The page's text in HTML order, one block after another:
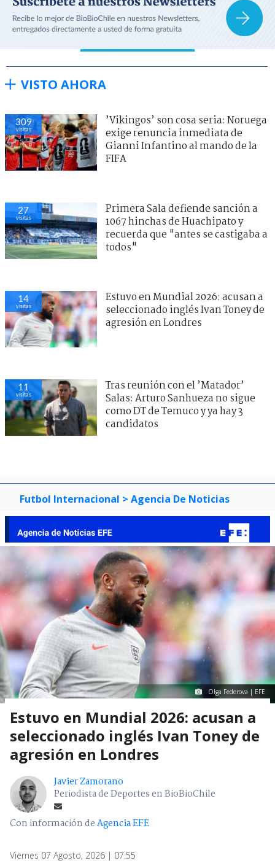
VISTO AHORA
309
visitas
’Vikingos’ son cosa seria: Noruega
exige renuncia inmediata de
Gianni Infantino al mando de la
FIFA
27
visitas
Primera Sala defiende sanción a
1067 hinchas de Huachipato y
recuerda que "antes se castigaba a
todos"
14
visitas
Estuvo en Mundial 2026: acusan a
seleccionado inglés Ivan Toney de
agresión en Londres
11
visitas
Tras reunión con el ’Matador’
Salas: Arturo Sanhueza no sigue
como DT de Temuco y ya hay 3
candidatos
Futbol Internacional > Agencia De Noticias
Olga Federova | EFE
Estuvo en Mundial 2026: acusan a
seleccionado inglés Ivan Toney de
agresión en Londres
Javier Zamorano
Periodista de Deportes en BioBioChile
Con información deAgencia EFE
Viernes 07 Agosto, 2026 | 07:55